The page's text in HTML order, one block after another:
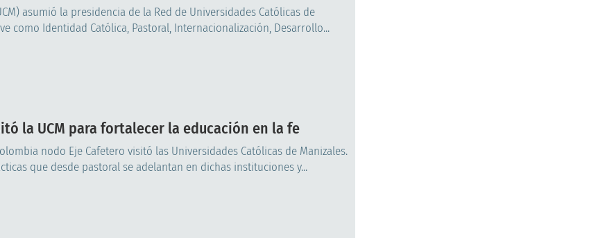
asumió la presidencia de la Red de Universidades Católicas de
como Identidad Católica, Pastoral, Internacionalización, Desarrollo...
la UCM para fortalecer la educación en la fe
nodo Eje Cafetero visitó las Universidades Católicas de Manizales.
que desde pastoral se adelantan en dichas instituciones y...